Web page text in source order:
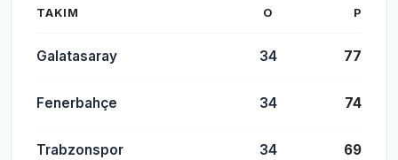
TAKIM O P
Galatasaray 34 77
Fenerbahçe 34 74
Trabzonspor 34 69